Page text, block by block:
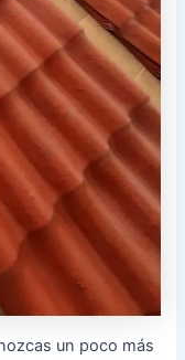
un poco más